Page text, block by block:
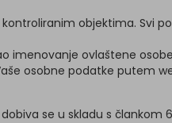
objektima.
imenovanje ovlaštene
osobne podatke putem
se u skladu s